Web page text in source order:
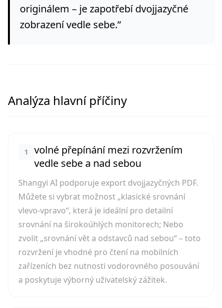
originálem – je zapotřebí dvojjazyčné
zobrazení vedle sebe.”
Analýza hlavní příčiny
1
volné přepínání mezi rozvržením
vedle sebe a nad sebou
Shangyi AI podporuje export dvojjazyčných PDF.
Můžete si vybrat možnost „klasické srovnání
vlevo-vpravo“, která je ideální pro detailní
srovnání na širokoúhlých monitorech; Nebo
zvolit „srovnání vět a odstavců nad sebou“ – toto
rozvržení je vhodné pro čtení na mobilních
zařízeních bez nutnosti vodorovného posouvání
a poskytuje výborný uživatelský zážitek.